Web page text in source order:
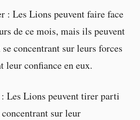
: Les Lions peuvent faire face
de ce mois, mais ils peuvent
concentrant sur leurs forces
leur confiance en eux.
Les Lions peuvent tirer parti
sur leur